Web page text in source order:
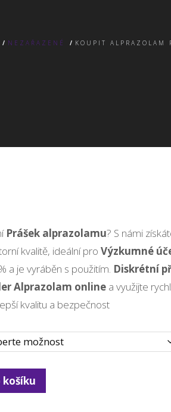
/ NEZAŘAZENÉ / KOUPIT ALPRAZOLAM
€
€
Prášek alprazolamu? S námi
kvalitě, ideální proVýzkumné
a je vyráběn s použitím. Diskrétní
Alprazolam online a využijte
kvalitu a bezpečnost